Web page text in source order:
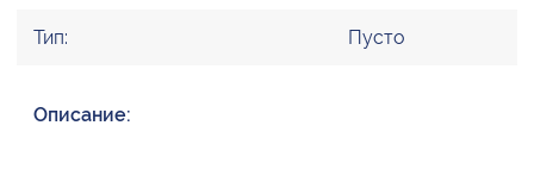
Тип: Пусто
Описание: